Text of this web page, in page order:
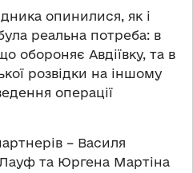
опинилися, як і
реальна потреба: в
обороняє Авдіївку, та в
розвідки на іншому
операції
– Василя
та Юргена Мартіна